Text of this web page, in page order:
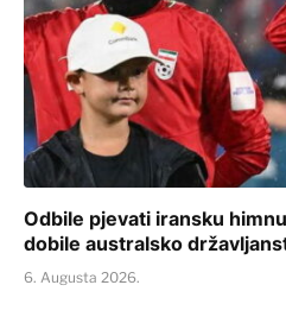
Odbile pjevati iransku
dobile australsko
6. Augusta 2026.